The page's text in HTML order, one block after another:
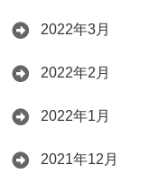
2022年3月
2022年2月
2022年1月
2021年12月